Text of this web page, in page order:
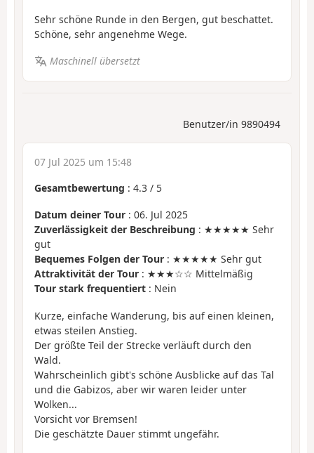
Sehr schöne Runde in den Bergen, gut beschattet.
Schöne, sehr angenehme Wege.
Maschinell übersetzt
Benutzer/in 9890494
07 Jul 2025 um 15:48
Gesamtbewertung : 4.3 / 5
Datum deiner Tour : 06. Jul 2025
Zuverlässigkeit der Beschreibung : ★★★★★ Sehr
gut
Bequemes Folgen der Tour : ★★★★★ Sehr gut
Attraktivität der Tour : ★★★☆☆ Mittelmäßig
Tour stark frequentiert : Nein
Kurze, einfache Wanderung, bis auf einen kleinen,
etwas steilen Anstieg.
Der größte Teil der Strecke verläuft durch den
Wald.
Wahrscheinlich gibt's schöne Ausblicke auf das Tal
und die Gabizos, aber wir waren leider unter
Wolken...
Vorsicht vor Bremsen!
Die geschätzte Dauer stimmt ungefähr.